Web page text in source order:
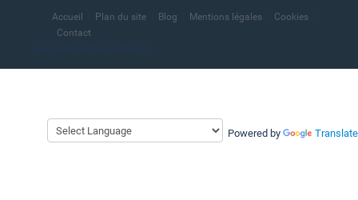
Powered by Translate
Accueil Plan du site Blog Mentions légales
Cookies
Contact